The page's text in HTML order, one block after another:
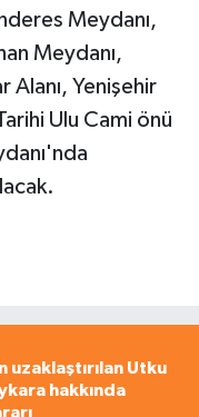
Meydanı,
Meydanı,
Alanı, Yenişehir
Ulu Cami önü
uzaklaştırılan Utku
hakkında